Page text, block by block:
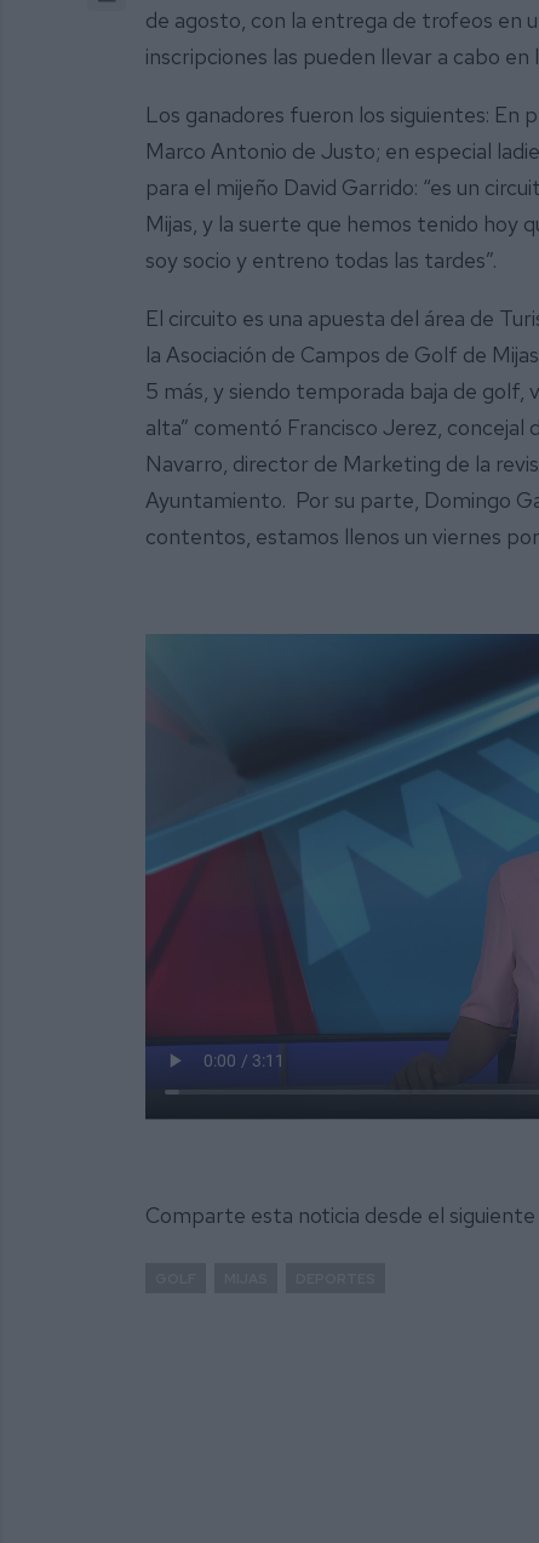
de agosto, con la entrega de trofeos en
inscripciones las pueden llevar a cabo
Los ganadores fueron los siguientes: En
Marco Antonio de Justo; en especial
para el mijeño David Garrido: “es un
Mijas, y la suerte que hemos tenido hoy
soy socio y entreno todas las tardes”.
El circuito es una apuesta del área de
la Asociación de Campos de Golf de
5 más, y siendo temporada baja de
alta” comentó Francisco Jerez,
Navarro, director de Marketing de la
Ayuntamiento. Por su parte, Domingo
contentos, estamos llenos un viernes
Comparte esta noticia desde el siguiente